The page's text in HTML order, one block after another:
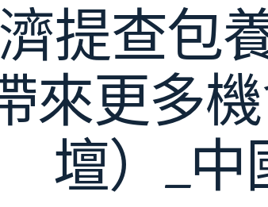
提查包
來更多
壇）_中